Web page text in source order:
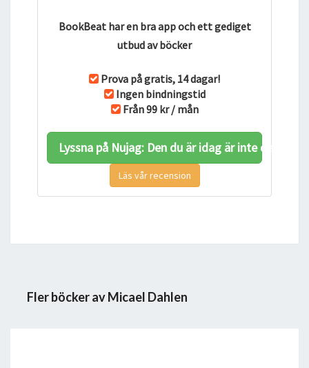
BookBeat har en bra app och ett gediget
utbud av böcker
Prova på gratis, 14 dagar!
Ingen bindningstid
Från 99 kr / mån
Lyssna på Nujag: Den du är idag är inte
Läs vår recension
Fler böcker av Micael Dahlen